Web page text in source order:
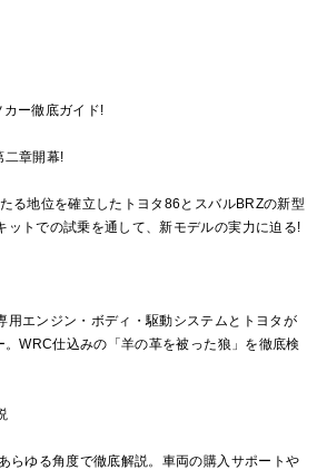
ー徹底ガイド!
二章開幕!
る地位を確立したトヨタ86とスバルBRZの新型
ットでの試乗を通して、新モデルの実力に迫る!
用エンジン・ボディ・駆動システムとトヨタが
WRC仕込みの「羊の革を被った狼」を徹底検
らゆる角度で徹底解説。車両の購入サポートや